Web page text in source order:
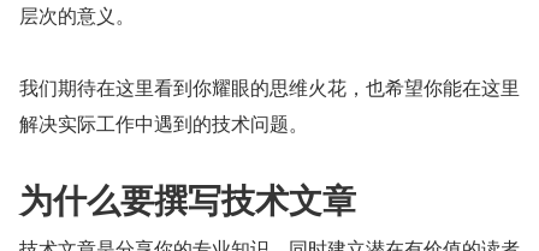
层次的意义。
我们期待在这里看到你耀眼的思维火花，也希望你能在这里
解决实际工作中遇到的技术问题。
为什么要撰写技术文章